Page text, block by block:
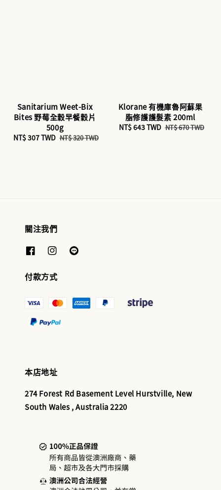
Sanitarium Weet-Bix
Bites 野莓全穀早餐穀片
500g
Sale
NT$ 307 TWD Regular
NT$ 320 TWD
Klorane 有機庫魯阿蘇果
脂修護護髮素 200ml
Sale
NT$ 643 TWD Regular
NT$ 670 TWD
關注我們
付款方式
本店地址
274 Forest Rd Basement Level Hurstville, New
South Wales , Australia 2220